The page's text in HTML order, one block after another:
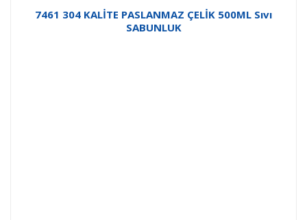
7461 304 KALİTE PASLANMAZ ÇELİK 500ML Sıvı
SABUNLUK